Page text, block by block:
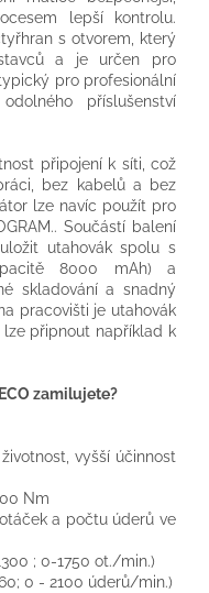
lepší kontrolu.
s otvorem, který
a je určen pro
pro profesionální
příslušenství
připojení k síti, což
bez kabelů a bez
lze navíc použít pro
Součástí balení
utahovák spolu s
8000 mAh) a
skladování a snadný
pracovišti je utahovák
lze připnout například k
zamilujete?
vyšší účinnost
Nm
a počtu úderů ve
; 0-1750 ot./min.)
0 - 2100 úderů/min.)